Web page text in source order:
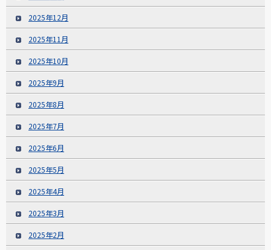
2025年12月
2025年11月
2025年10月
2025年9月
2025年8月
2025年7月
2025年6月
2025年5月
2025年4月
2025年3月
2025年2月